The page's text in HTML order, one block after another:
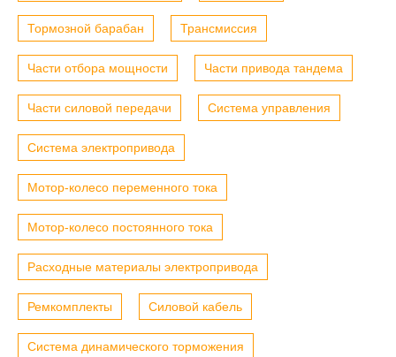
Тормозной барабан Трансмиссия
Части отбора мощности Части привода тандема
Части силовой передачи Система управления
Система электропривода
Мотор-колесо переменного тока
Мотор-колесо постоянного тока
Расходные материалы электропривода
Ремкомплекты Силовой кабель
Система динамического торможения